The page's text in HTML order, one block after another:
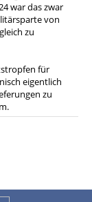
war das zwar
von
zu
für
eigentlich
zu